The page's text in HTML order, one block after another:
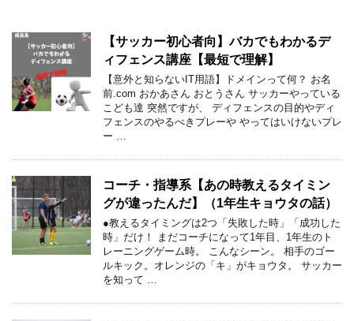
【サッカー初心者向】バカでもわかるデ
ィフェンス講座【最短で理解】
【意外と知らないIT用語】ドメインって何？ お名
前.com おかあさん おとうさん サッカーやっている
こども達 突然ですが、 ディフェンスの目的やディ
フェンスのやるべきプレーや やってはいけないプレ
ー …
コーチ・指導系【あの時教えるタイミン
グが違ったんだ】（1年生キョウタの話）
●教えるタイミングは2つ「失敗した時」「成功した
時」だけ！ まだコーチになって1年目、1年生のト
レーニングゲーム時。 こんなシーン。 相手のゴー
ルキック。オレンジの「キ」がキョウタ。 サッカー
を知って …